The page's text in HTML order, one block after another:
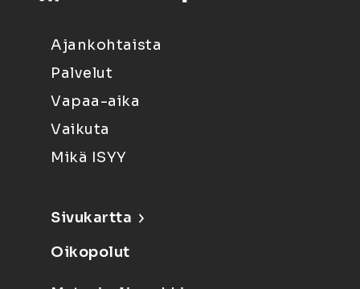
Ajankohtaista
Palvelut
Vapaa-aika
Vaikuta
Mikä ISYY
Sivukartta
Oikopolut